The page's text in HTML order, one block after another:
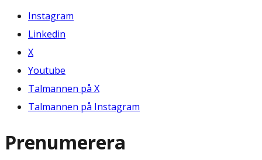
Instagram
Linkedin
X
Youtube
Talmannen på X
Talmannen på Instagram
Prenumerera